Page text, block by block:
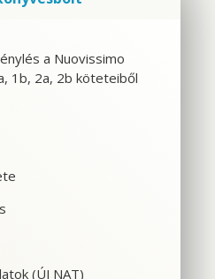
OLASZOSOKNAK
a Nuovissimo
1b, 2a, 2b köteteiből
(ÚJ NAT)